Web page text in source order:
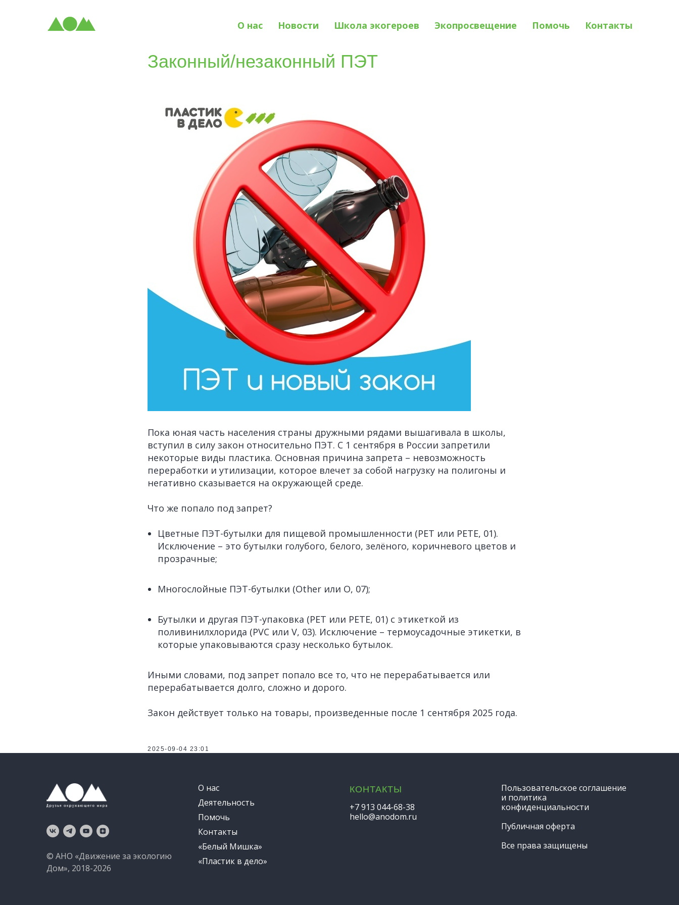
О нас Новости Школа экогероев Экопросвещение Помочь Контакты
Законный/незаконный ПЭТ
Пока юная часть населения страны дружными рядами вышагивала в школы,
вступил в силу закон относительно ПЭТ. С 1 сентября в России запретили
некоторые виды пластика. Основная причина запрета – невозможность
переработки и утилизации, которое влечет за собой нагрузку на полигоны и
негативно сказывается на окружающей среде.
Что же попало под запрет?
Цветные ПЭТ-бутылки для пищевой промышленности (PET или PETE, 01).
Исключение – это бутылки голубого, белого, зелёного, коричневого цветов и
прозрачные;
Многослойные ПЭТ-бутылки (Other или O, 07);
Бутылки и другая ПЭТ-упаковка (PET или PETE, 01) с этикеткой из
поливинилхлорида (PVC или V, 03). Исключение – термоусадочные этикетки, в
которые упаковываются сразу несколько бутылок.
Иными словами, под запрет попало все то, что не перерабатывается или
перерабатывается долго, сложно и дорого.
Закон действует только на товары, произведенные после 1 сентября 2025 года.
2025-09-04 23:01
© АНО «Движение за экологию
Дом», 2018-2026
О нас
Деятельность
Помочь
Контакты
«Белый Мишка»
«Пластик в дело»
КОНТАКТЫ
+7 913 044-68-38
hello@anodom.ru
Пользовательское соглашение
и политика
конфиденциальности
Публичная оферта
Все права защищены